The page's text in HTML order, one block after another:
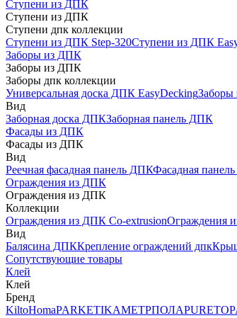
Ступени из ДПК
Ступени из ДПК
Ступени дпк коллекции
Ступени из ДПК Step-320Ступени из ДПК
Заборы из ДПК
Заборы из ДПК
Заборы дпк коллекции
Универсальная доска ДПК EasyDeckingЗаборы
Вид
Заборная доска ДПКЗаборная панель ДПК
Фасады из ДПК
Фасады из ДПК
Вид
Реечная фасадная панель ДПКФасадная
Ограждения из ДПК
Ограждения из ДПК
Коллекции
Ограждения из ДПК Co-extrusionОграждения
Вид
Балясина ДПККрепление ограждений дпк
Сопутствующие товары
Клей
Клей
Бренд
KiltoHomaPARKETIKAМЕТРПОЛАPURETOP